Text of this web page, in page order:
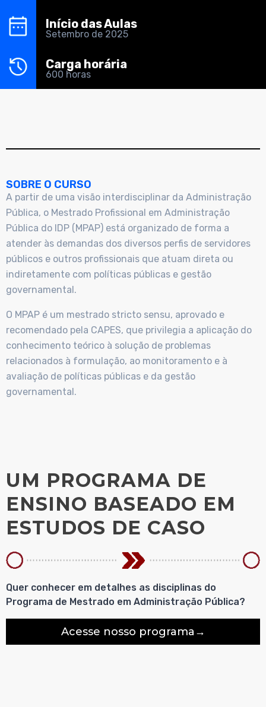
Início das Aulas
Setembro de 2025
Carga horária
600 horas
SOBRE O CURSO
A partir de uma visão interdisciplinar da Administração
Pública, o Mestrado Profissional em Administração
Pública do IDP (MPAP) está organizado de forma a
atender às demandas dos diversos perfis de servidores
públicos e outros profissionais que atuam direta ou
indiretamente com políticas públicas e gestão
governamental.
O MPAP é um mestrado stricto sensu, aprovado e
recomendado pela CAPES, que privilegia a aplicação do
conhecimento teórico à solução de problemas
relacionados à formulação, ao monitoramento e à
avaliação de políticas públicas e da gestão
governamental.
UM PROGRAMA DE
ENSINO BASEADO EM
ESTUDOS DE CASO
Quer conhecer em detalhes as disciplinas do
Programa de Mestrado em Administração Pública?
Acesse nosso programa